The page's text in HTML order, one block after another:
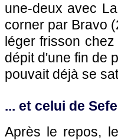
une-deux avec
corner par Bravo
léger frisson
dépit d'une fin de
pouvait déjà se
... et celui de
Après le repos,